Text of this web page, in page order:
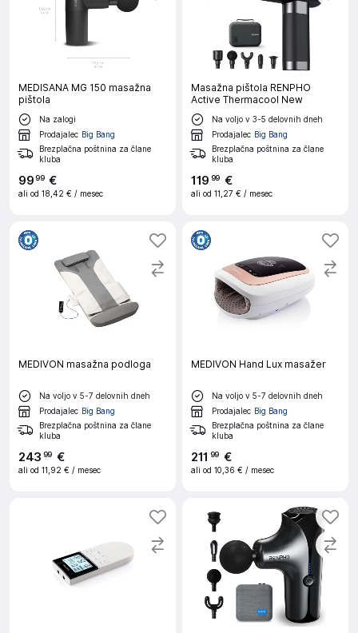
MEDISANA MG 150 masažna
pištola
Na zalogi
Prodajalec Big Bang
Brezplačna poštnina za člane
kluba
9999 €
ali od 18,42 € / mesec
Masažna pištola RENPHO
Active Thermacool New
Na voljo v 3-5 delovnih dneh
Prodajalec Big Bang
Brezplačna poštnina za člane
kluba
119 99 €
ali od 11,27 € / mesec
MEDIVON masažna podloga
Na voljo v 5-7 delovnih dneh
Prodajalec Big Bang
Brezplačna poštnina za člane
kluba
243 99 €
ali od 11,92 € / mesec
MEDIVON Hand Lux masažer
Na voljo v 5-7 delovnih dneh
Prodajalec Big Bang
Brezplačna poštnina za člane
kluba
211 99 €
ali od 10,36 € / mesec